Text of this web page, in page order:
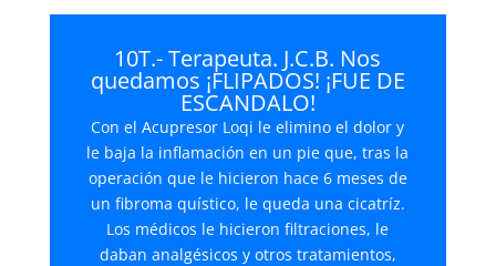
10T.- Terapeuta. J.C.B. Nos
quedamos ¡FLIPADOS! ¡FUE DE
ESCANDALO!
Con el Acupresor Loqi le elimino el dolor y
le baja la inflamación en un pie que, tras la
operación que le hicieron hace 6 meses de
un fibroma quístico, le queda una cicatríz.
Los médicos le hicieron filtraciones, le
daban analgésicos y otros tratamientos,